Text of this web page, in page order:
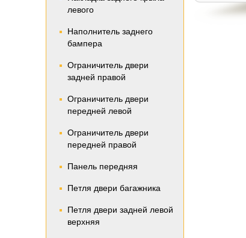
левого
Наполнитель заднего
бампера
Ограничитель двери
задней правой
Ограничитель двери
передней левой
Ограничитель двери
передней правой
Панель передняя
Петля двери багажника
Петля двери задней левой
верхняя